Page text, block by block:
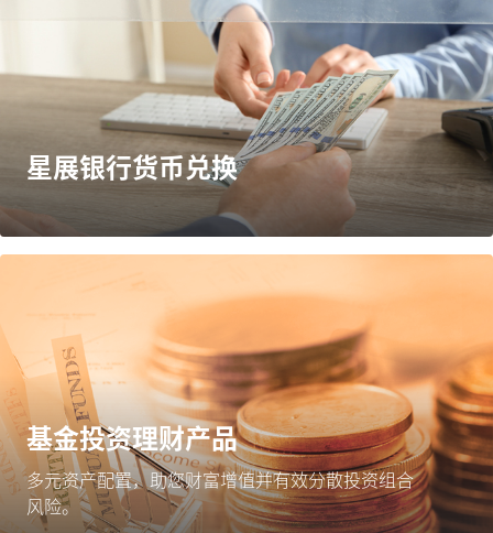
星展银行货币兑换
基金投资理财产品
多元资产配置，助您财富增值并有效分散投资组合
风险。